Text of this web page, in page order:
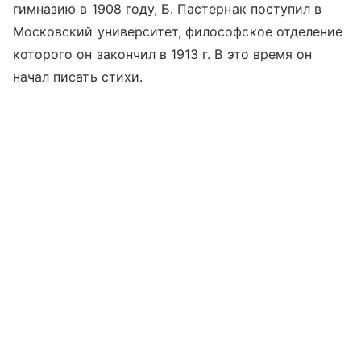
гимназию в 1908 году, Б. Пастернак поступил в
Московский университет, философское отделение
которого он закончил в 1913 г. В это время он
начал писать стихи.